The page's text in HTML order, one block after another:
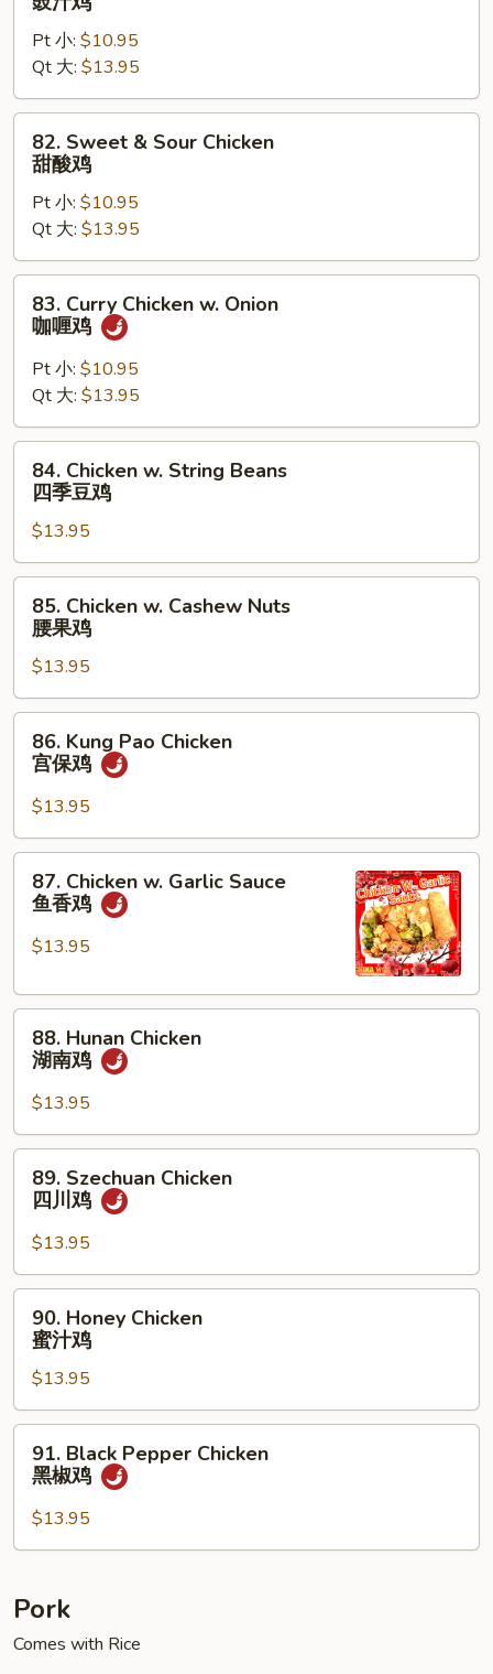
Black
Bean
Sauce
豉
Pt 小: $10.95
Qt 大: $13.95
82.
Sweet
Sour
Chicken
甜
酸
82. Sweet & Sour Chicken
甜酸鸡
Pt 小: $10.95
Qt 大: $13.95
83.
Curry
Chicken
Onion
咖
喱
83. Curry Chicken w. Onion
咖喱鸡
Pt 小: $10.95
Qt 大: $13.95
84.
Chicken
String
Beans
四
84. Chicken w. String Beans
四季豆鸡
$13.95
85.
Chicken
Cashew
Nuts
腰
85. Chicken w. Cashew Nuts
腰果鸡
$13.95
86.
Kung
Pao
Chicken
宫
保
86. Kung Pao Chicken
宫保鸡
$13.95
87.
Chicken
Garlic
鱼
87. Chicken w. Garlic Sauce
鱼香鸡
$13.95
88.
Hunan
Chicken
南
鸡
88. Hunan Chicken
湖南鸡
$13.95
89.
Szechuan
Chicken
川
鸡
89. Szechuan Chicken
四川鸡
$13.95
90.
Honey
Chicken
汁
鸡
90. Honey Chicken
蜜汁鸡
$13.95
91.
Black
Pepper
Chicken
黑
鸡
91. Black Pepper Chicken
黑椒鸡
$13.95
Pork
Comes with Rice